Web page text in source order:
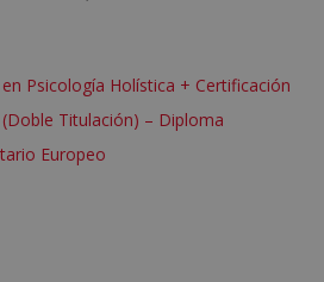
Psicología Holística + Certificación
Titulación) – Diploma
Europeo